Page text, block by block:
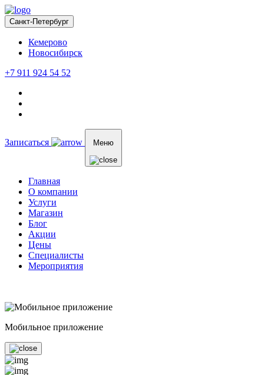
Санкт-Петербург
Кемерово
Новосибирск
+7 911 924 54 52
Записаться Меню
Главная
О компании
Услуги
Магазин
Блог
Акции
Цены
Специалисты
Мероприятия
Мобильное приложение